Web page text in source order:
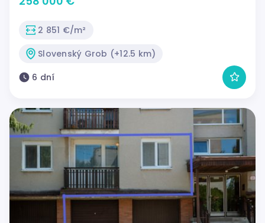
2 851 €/m²
Slovenský Grob (+12.5 km)
6 dní